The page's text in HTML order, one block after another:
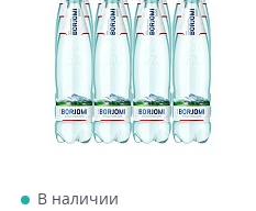
В наличии